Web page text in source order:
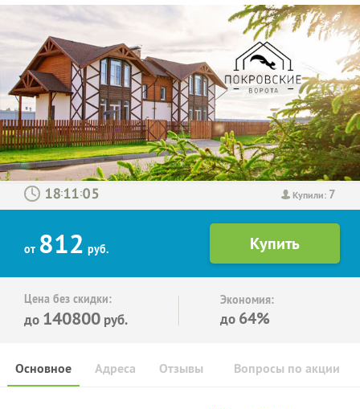
Купили: 7
: :
от 812 руб.
Цена без скидки:
до 140800 руб.
Экономия:
до 64%
Основное Отзывы Вопросы по акции
Адреса